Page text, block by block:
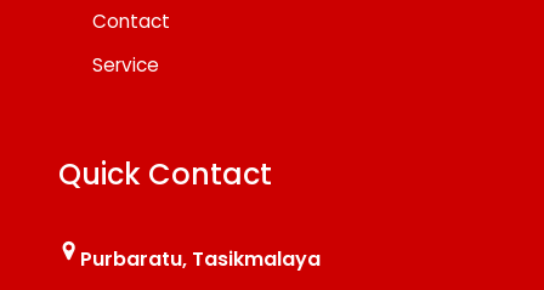
Contact
Service
Quick Contact
Purbaratu, Tasikmalaya